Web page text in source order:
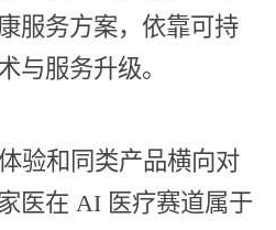
服务方案，依靠可持
与服务升级。
验和同类产品横向对
医在 AI 医疗赛道属于